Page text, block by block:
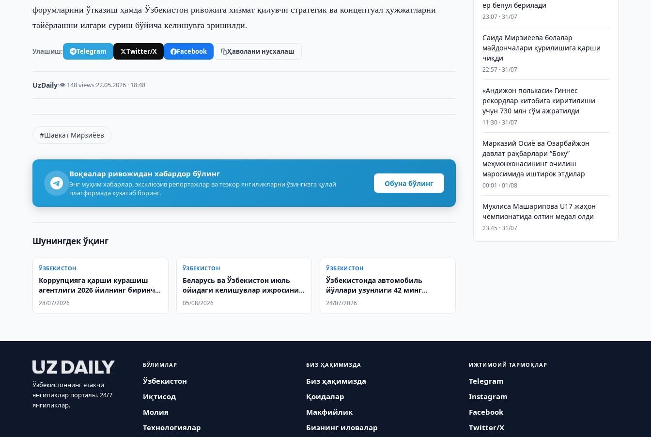
форумларини ўтказиш ҳамда Ўзбекистон ривожига хизмат қилувчи стратегик ва концептуал ҳужжатларни
тайёрлашни илгари суриш бўйича келишувга эришилди.
Улашиш: Telegram Twitter/X Facebook Ҳаволани нусхалаш
UzDaily·👁 148 views·22.05.2026 · 18:48
#Шавкат Мирзиёев
Воқеалар ривожидан хабардор бўлинг
Энг муҳим хабарлар, эксклюзив репортажлар ва тезкор янгиликларни ўзингизга қулай
платформада кузатиб боринг.
Обуна бўлинг
Шунингдек ўқинг
ЎЗБЕКИСТОН
Коррупцияга қарши курашиш
агентлиги 2026 йилнинг биринчи
ярми натижаларини сарҳисоб
28/07/2026
ЎЗБЕКИСТОН
Беларусь ва Ўзбекистон июль
ойидаги келишувлар ижросини
муҳокама қилди
05/08/2026
ЎЗБЕКИСТОН
Ўзбекистонда автомобиль
йўллари узунлиги 42 минг
километрдан ошди
24/07/2026
ер бепул берилади
23:07 · 31/07
Саида Мирзиёева болалар
майдончалари қурилишига қарши
чиқди
22:57 · 31/07
«Андижон полькаси» Гиннес
рекордлар китобига киритилиши
учун 730 млн сўм ажратилди
11:30 · 31/07
Марказий Осиё ва Озарбайжон
давлат раҳбарлари “Боку”
меҳмонхонасининг очилиш
маросимида иштирок этдилар
00:01 · 01/08
Мухлиса Машарипова U17 жаҳон
чемпионатида олтин медал олди
23:45 · 31/07
Ўзбекистоннинг етакчи
янгиликлар порталы. 24/7
янгиликлар.
БЎЛИМЛАР
Ўзбекистон
Иқтисод
Молия
Технологиялар
БИЗ ҲАҚИМИЗДА
Биз ҳақимизда
Қоидалар
Макфийлик
Бизнинг иловалар
ИЖТИМОИЙ ТАРМОҚЛАР
Telegram
Instagram
Facebook
Twitter/X